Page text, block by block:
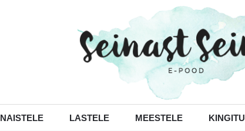
NAISTELE LASTELE MEESTELE